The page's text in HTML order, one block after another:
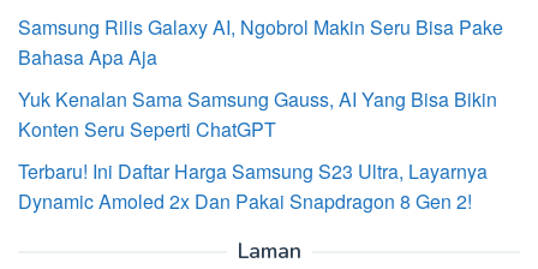
Samsung Rilis Galaxy AI, Ngobrol Makin Seru Bisa Pake
Bahasa Apa Aja
Yuk Kenalan Sama Samsung Gauss, AI Yang Bisa Bikin
Konten Seru Seperti ChatGPT
Terbaru! Ini Daftar Harga Samsung S23 Ultra, Layarnya
Dynamic Amoled 2x Dan Pakai Snapdragon 8 Gen 2!
Laman